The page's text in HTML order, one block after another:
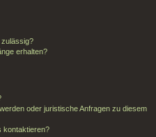
zulässig?
erhalten?
oder juristische Anfragen zu diesem
kontaktieren?